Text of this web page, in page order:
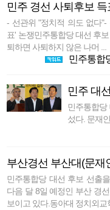
민주 경선 사퇴후보
- 선관위 "정치적 의도 없다
표' 논쟁민주통합당 대선 후
퇴하면 사퇴하지 않은 나머 ...
민주통합
민주 대
민주통합당
섰다. 문재
부산경선 부산대(문재
민주통합당 대선 후보 선출
다음 달 8일 예정인 부산 경
보이고 있다.동아대 정치외교